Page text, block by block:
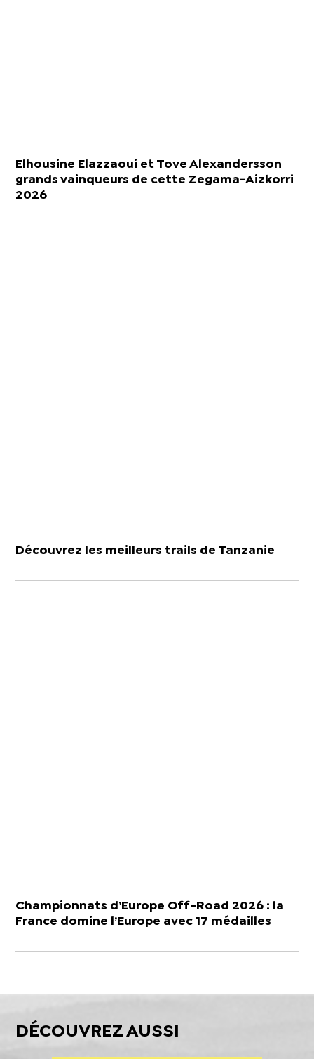
Elhousine Elazzaoui et Tove Alexandersson
grands vainqueurs de cette Zegama-Aizkorri
2026
Découvrez les meilleurs trails de Tanzanie
Championnats d’Europe Off-Road 2026 : la
France domine l’Europe avec 17 médailles
DÉCOUVREZ AUSSI